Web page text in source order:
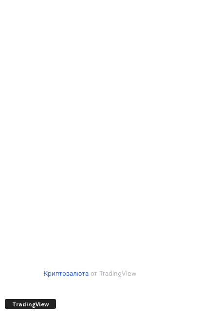
Криптовалютаот TradingView
TradingView